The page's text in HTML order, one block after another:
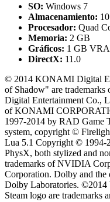
SO: Windows 7
Almacenamiento:
Procesador: Quad
Memoria: 2 GB
Gráficos: 1 GB
DirectX: 11.0
© 2014 KONAMI Digital
of Shadow" are trademarks
Digital Entertainment Co.,
of KONAMI
1997-2014 by RAD Game
system, copyright ©
Lua 5.1 Copyright ©
PhysX, both stylized and
trademarks of NVIDIA
Corporation. Dolby and the
Dolby Laboratories. ©2014
Steam logo are trademarks